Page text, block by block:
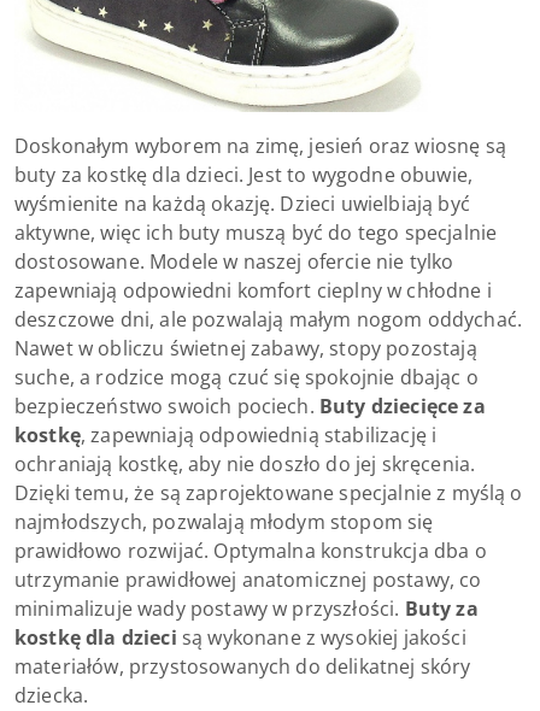
Doskonałym wyborem na zimę, jesień oraz wiosnę są
buty za kostkę dla dzieci. Jest to wygodne obuwie,
wyśmienite na każdą okazję. Dzieci uwielbiają być
aktywne, więc ich buty muszą być do tego specjalnie
dostosowane. Modele w naszej ofercie nie tylko
zapewniają odpowiedni komfort cieplny w chłodne i
deszczowe dni, ale pozwalają małym nogom oddychać.
Nawet w obliczu świetnej zabawy, stopy pozostają
suche, a rodzice mogą czuć się spokojnie dbając o
bezpieczeństwo swoich pociech. Buty dziecięce za
kostkę, zapewniają odpowiednią stabilizację i
ochraniają kostkę, aby nie doszło do jej skręcenia.
Dzięki temu, że są zaprojektowane specjalnie z myślą o
najmłodszych, pozwalają młodym stopom się
prawidłowo rozwijać. Optymalna konstrukcja dba o
utrzymanie prawidłowej anatomicznej postawy, co
minimalizuje wady postawy w przyszłości. Buty za
kostkę dla dzieci są wykonane z wysokiej jakości
materiałów, przystosowanych do delikatnej skóry
dziecka.